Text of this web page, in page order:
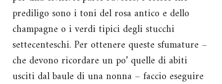
prediligo sono i toni del rosa antico e dello
champagne o i verdi tipici degli stucchi
settecenteschi. Per ottenere queste sfumature –
che devono ricordare un po’ quelle di abiti
usciti dal baule di una nonna – faccio eseguire